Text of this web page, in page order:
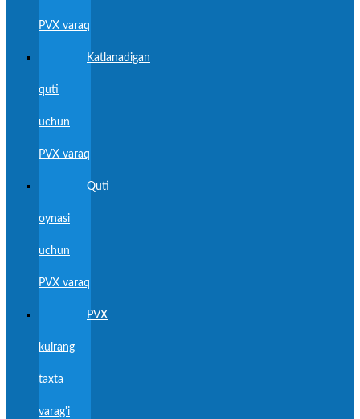
PVX varaq
Katlanadigan
quti
uchun
PVX varaq
Quti
oynasi
uchun
PVX varaq
PVX
kulrang
taxta
varag'i